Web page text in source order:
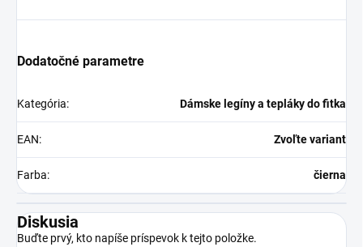
Dodatočné parametre
Kategória: Dámske legíny a tepláky do fitka
EAN: Zvoľte variant
Farba: čierna
Diskusia
Buďte prvý, kto napíše príspevok k tejto položke.